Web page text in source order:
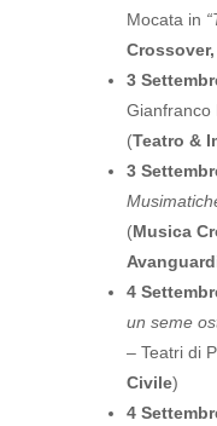
Mocata in
3
Gianfranco
(Teatro &
3
(Musica
4
un seme
– Teatri di
Civile)
4